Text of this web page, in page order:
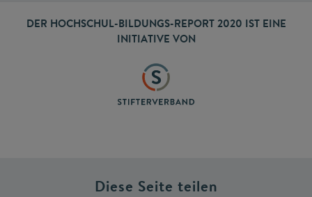
DER HOCHSCHUL-BILDUNGS-REPORT 2020 IST EINE
INITIATIVE VON
Diese Seite teilen